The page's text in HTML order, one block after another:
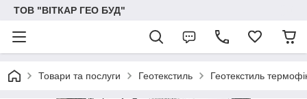
ТОВ "ВІТКАР ГЕО БУД"
Товари та послуги Геотекстиль Геотекстиль